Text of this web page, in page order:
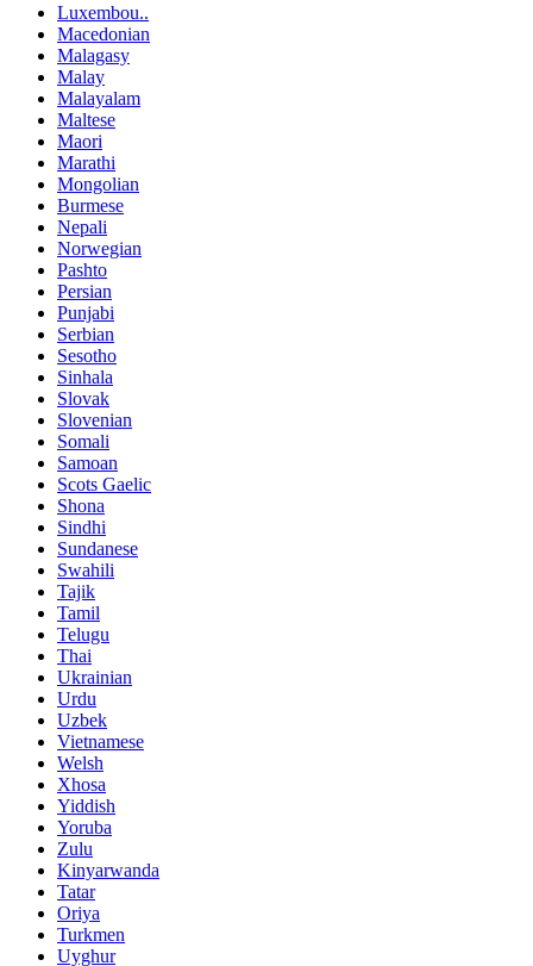
Luxembou..
Macedonian
Malagasy
Malay
Malayalam
Maltese
Maori
Marathi
Mongolian
Burmese
Nepali
Norwegian
Pashto
Persian
Punjabi
Serbian
Sesotho
Sinhala
Slovak
Slovenian
Somali
Samoan
Scots Gaelic
Shona
Sindhi
Sundanese
Swahili
Tajik
Tamil
Telugu
Thai
Ukrainian
Urdu
Uzbek
Vietnamese
Welsh
Xhosa
Yiddish
Yoruba
Zulu
Kinyarwanda
Tatar
Oriya
Turkmen
Uyghur